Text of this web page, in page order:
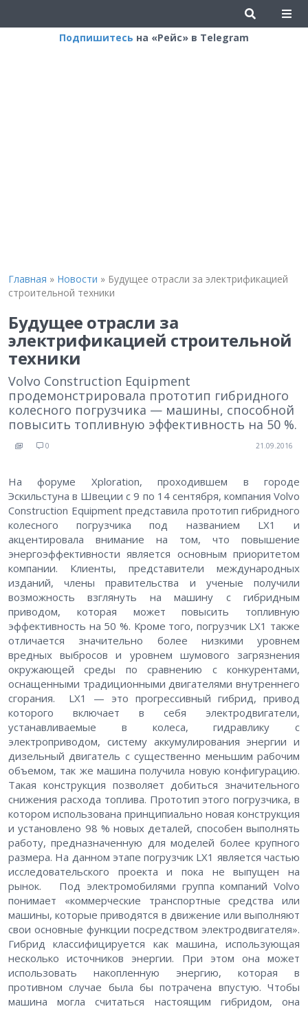
Подпишитесь на «Рейс» в Telegram
Главная » Новости » Будущее отрасли за электрификацией
строительной техники
Будущее отрасли за
электрификацией строительной
техники
Volvo Construction Equipment
продемонстрировала прототип гибридного
колесного погрузчика — машины, способной
повысить топливную эффективность на 50 %.
0 21.09.2016
На форуме Xploration, проходившем в городе
Эскильстуна в Швеции с 9 по 14 сентября, компания Volvo
Construction Equipment представила прототип гибридного
колесного погрузчика под названием LX1 и
акцентировала внимание на том, что повышение
энергоэффективности является основным приоритетом
компании. Клиенты, представители международных
изданий, члены правительства и ученые получили
возможность взглянуть на машину с гибридным
приводом, которая может повысить топливную
эффективность на 50 %. Кроме того, погрузчик LX1 также
отличается значительно более низкими уровнем
вредных выбросов и уровнем шумового загрязнения
окружающей среды по сравнению с конкурентами,
оснащенными традиционными двигателями внутреннего
сгорания. LX1 — это прогрессивный гибрид, привод
которого включает в себя электродвигатели,
устанавливаемые в колеса, гидравлику с
электроприводом, систему аккумулирования энергии и
дизельный двигатель с существенно меньшим рабочим
объемом, так же машина получила новую конфигурацию.
Такая конструкция позволяет добиться значительного
снижения расхода топлива. Прототип этого погрузчика, в
котором использована принципиально новая конструкция
и установлено 98 % новых деталей, способен выполнять
работу, предназначенную для моделей более крупного
размера. На данном этапе погрузчик LX1 является частью
исследовательского проекта и пока не выпущен на
рынок. Под электромобилями группа компаний Volvo
понимает «коммерческие транспортные средства или
машины, которые приводятся в движение или выполняют
свои основные функции посредством электродвигателя».
Гибрид классифицируется как машина, использующая
несколько источников энергии. При этом она может
использовать накопленную энергию, которая в
противном случае была бы потрачена впустую. Чтобы
машина могла считаться настоящим гибридом, она